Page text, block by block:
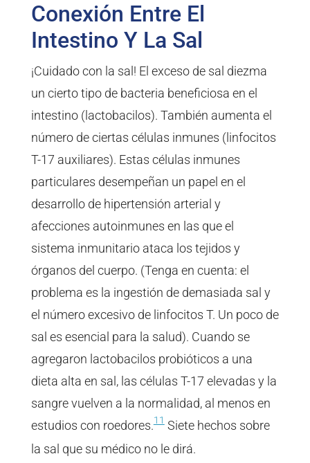
Conexión Entre El
Intestino Y La Sal
¡Cuidado con la sal! El exceso de sal diezma
un cierto tipo de bacteria beneficiosa en el
intestino (lactobacilos). También aumenta el
número de ciertas células inmunes (linfocitos
T-17 auxiliares). Estas células inmunes
particulares desempeñan un papel en el
desarrollo de hipertensión arterial y
afecciones autoinmunes en las que el
sistema inmunitario ataca los tejidos y
órganos del cuerpo. (Tenga en cuenta: el
problema es la ingestión de demasiada sal y
el número excesivo de linfocitos T. Un poco de
sal es esencial para la salud). Cuando se
agregaron lactobacilos probióticos a una
dieta alta en sal, las células T-17 elevadas y la
sangre vuelven a la normalidad, al menos en
estudios con roedores.11Siete hechos sobre
la sal que su médico no le dirá.